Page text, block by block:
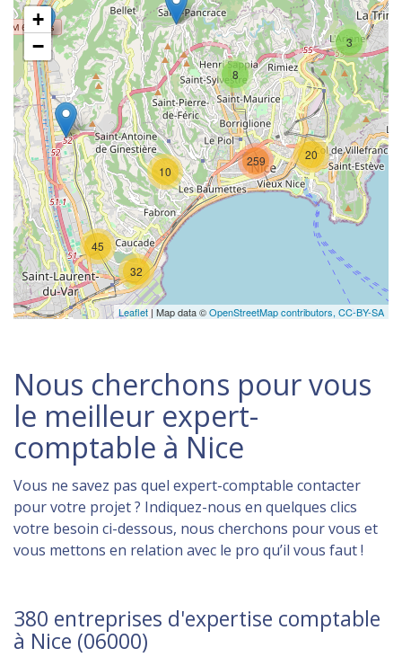
3
45
8
20
10
32
259
+
−
Leaflet | Map data ©OpenStreetMap contributors, CC-BY-SA
Nous cherchons pour vous
le meilleur expert-
comptable à Nice
Vous ne savez pas quel expert-comptable contacter
pour votre projet ? Indiquez-nous en quelques clics
votre besoin ci-dessous, nous cherchons pour vous et
vous mettons en relation avec le pro qu’il vous faut !
380 entreprises d'expertise comptable
à Nice (06000)